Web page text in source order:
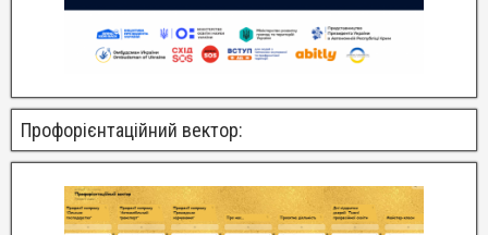
Профорієнтаційний вектор: